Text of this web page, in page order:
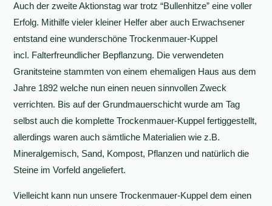
Auch der zweite Aktionstag war trotz “Bullenhitze” eine voller
Erfolg. Mithilfe vieler kleiner Helfer aber auch Erwachsener
entstand eine wunderschöne Trockenmauer-Kuppel
incl. Falterfreundlicher Bepflanzung. Die verwendeten
Granitsteine stammten von einem ehemaligen Haus aus dem
Jahre 1892 welche nun einen neuen sinnvollen Zweck
verrichten. Bis auf der Grundmauerschicht wurde am Tag
selbst auch die komplette Trockenmauer-Kuppel fertiggestellt,
allerdings waren auch sämtliche Materialien wie z.B.
Mineralgemisch, Sand, Kompost, Pflanzen und natürlich die
Steine im Vorfeld angeliefert.
Vielleicht kann nun unsere Trockenmauer-Kuppel dem einen